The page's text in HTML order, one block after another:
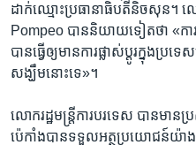
ដាក់​ឈ្មោះ​ប្រធានាធិបតី​និចសុន។ លោ
Pompeo បាន​និយាយ​ទៀត​ថា «កា
បាន​ធ្វើ​ឲ្យ​មាន​ការផ្លាស់​ប្តូរ​ក្នុង​
សង្ឃឹម​នោះ​ទេ»។
លោក​រដ្ឋមន្រ្តី​ការបរទេស​ បាន​មាន​
ប៉េកាំង​បាន​ទទួល​អត្ថប្រយោជន៍​យ៉ាង​